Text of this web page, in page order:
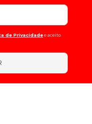
de Privacidadee aceito